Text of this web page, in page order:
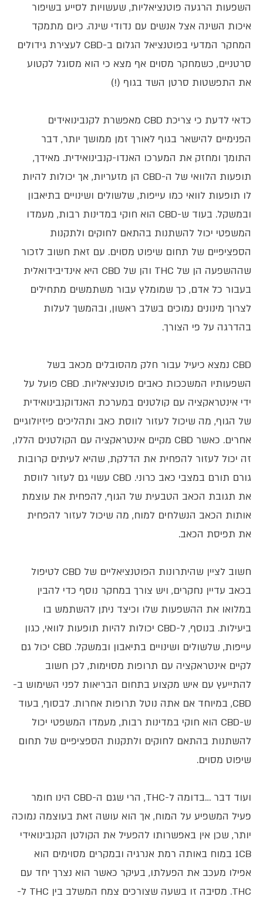
השפעות הרגעה פוטנציאליות, שעשויות לסייע בשיפור
איכות השינה אצל אנשים עם נדודי שינה. כיום מתמקד
המחקר המדעי בפוטנציאל הגלום ב-CBD לעצירת גידולים
סרטניים, כשמחקר מסוים אף מצא כי הוא מסוגל לקטוע
את התפשטות סרטן השד בגוף (!)
כדאי לדעת כי צריכת CBD מאפשרת לקנבינואידים
הפנימיים להישאר בגוף לאורך זמן ממושך יותר, דבר
התומך ומחזק את המערכו האנדו-קנבינואידית. מאידך,
תופעות הלוואי של ה-CBD הן מזעריות, אך יכולות להיות
לו תופעות לוואי כמו עייפות, שלשולים ושינויים בתיאבון
ובמשקל. בעוד ש-CBD הוא חוקי במדינות רבות, מעמדו
המשפטי יכול להשתנות בהתאם לחוקים ולתקנות
הספציפיים של תחום שיפוט מסוים. עם זאת חשוב לזכור
שההשפעה הן של THC והן של CBD היא אינדיבידואלית
בעבור כל אדם, כך שמומלץ עבור משתמשים מתחילים
לצרוך מינונים נמוכים בשלב ראשון, ובהמשך לעלות
בהדרגה על פי הצורך.
CBD נמצא כיעיל עבור חלק מהסובלים מכאב בשל
השפעותיו המשככות כאבים פוטנציאליות. CBD פועל על
ידי אינטראקציה עם קולטנים במערכת האנדוקנבינואידית
של הגוף, מה שיכול לעזור לווסת כאב ותהליכים פיזיולוגיים
אחרים. כאשר CBD מקיים אינטראקציה עם הקולטנים הללו,
זה יכול לעזור להפחית את הדלקת, שהיא לעיתים קרובות
גורם תורם במצבי כאב כרוני. CBD עשוי גם לעזור לווסת
את תגובת הכאב הטבעית של הגוף, להפחית את עוצמת
אותות הכאב הנשלחים למוח, מה שיכול לעזור להפחית
את תפיסת הכאב.
חשוב לציין שהיתרונות הפוטנציאליים של CBD לטיפול
בכאב עדיין נחקרים, ויש צורך במחקר נוסף כדי להבין
במלואו את ההשפעות שלו וכיצד ניתן להשתמש בו
ביעילות. בנוסף, ל-CBD יכולות להיות תופעות לוואי, כגון
עייפות, שלשולים ושינויים בתיאבון ובמשקל. CBD יכול גם
לקיים אינטראקציה עם תרופות מסוימות, לכן חשוב
להתייעץ עם איש מקצוע בתחום הבריאות לפני השימוש ב-
CBD, במיוחד אם אתה נוטל תרופות אחרות. לבסוף, בעוד
ש-CBD הוא חוקי במדינות רבות, מעמדו המשפטי יכול
להשתנות בהתאם לחוקים ולתקנות הספציפיים של תחום
שיפוט מסוים.
ועוד דבר …בדומה ל-THC, הרי שגם ה-CBD הינו חומר
פעיל המשפיע על המוח, אך הוא עושה זאת בעוצמה נמוכה
יותר, שכן אין באפשרותו להפעיל את הקולטן הקנבינואידי
1CB במוח באותה רמת אנרגיה ובמקרים מסוימים הוא
אפילו מעכב את הפעלתו, בעיקר כאשר הוא נצרך יחד עם
THC. מסיבה זו בשעה שצורכים צמח המשלב בין THC ל-